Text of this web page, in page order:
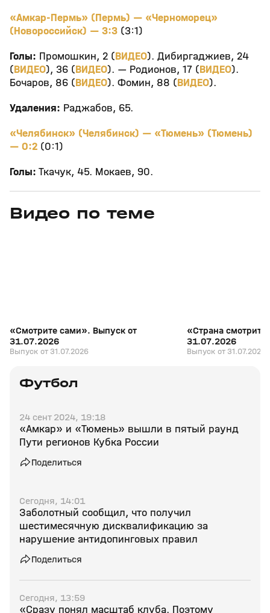
«Амкар-Пермь» (Пермь) — «Черноморец»
(Новороссийск) — 3:3 (3:1)
Голы: Промошкин, 2 (ВИДЕО). Дибиргаджиев, 24
(ВИДЕО), 36 (ВИДЕО). — Родионов, 17 (ВИДЕО).
Бочаров, 86 (ВИДЕО). Фомин, 88 (ВИДЕО).
Удаления: Раджабов, 65.
«Челябинск» (Челябинск) — «Тюмень» (Тюмень)
— 0:2 (0:1)
Голы: Ткачук, 45. Мокаев, 90.
Видео по теме
31 июл, 17:10
«Смотрите сами». Выпуск от
31.07.2026
Выпуск от 31.07.2026
«Страна смотрит
31.07.2026
Выпуск от 31.07.2026
Футбол
24 сент 2024, 19:18
«Амкар» и «Тюмень» вышли в пятый раунд
Пути регионов Кубка России
Поделиться
Сегодня, 14:01
Заболотный сообщил, что получил
шестимесячную дисквалификацию за
нарушение антидопинговых правил
Поделиться
Сегодня, 13:59
«Сразу понял масштаб клуба. Поэтому